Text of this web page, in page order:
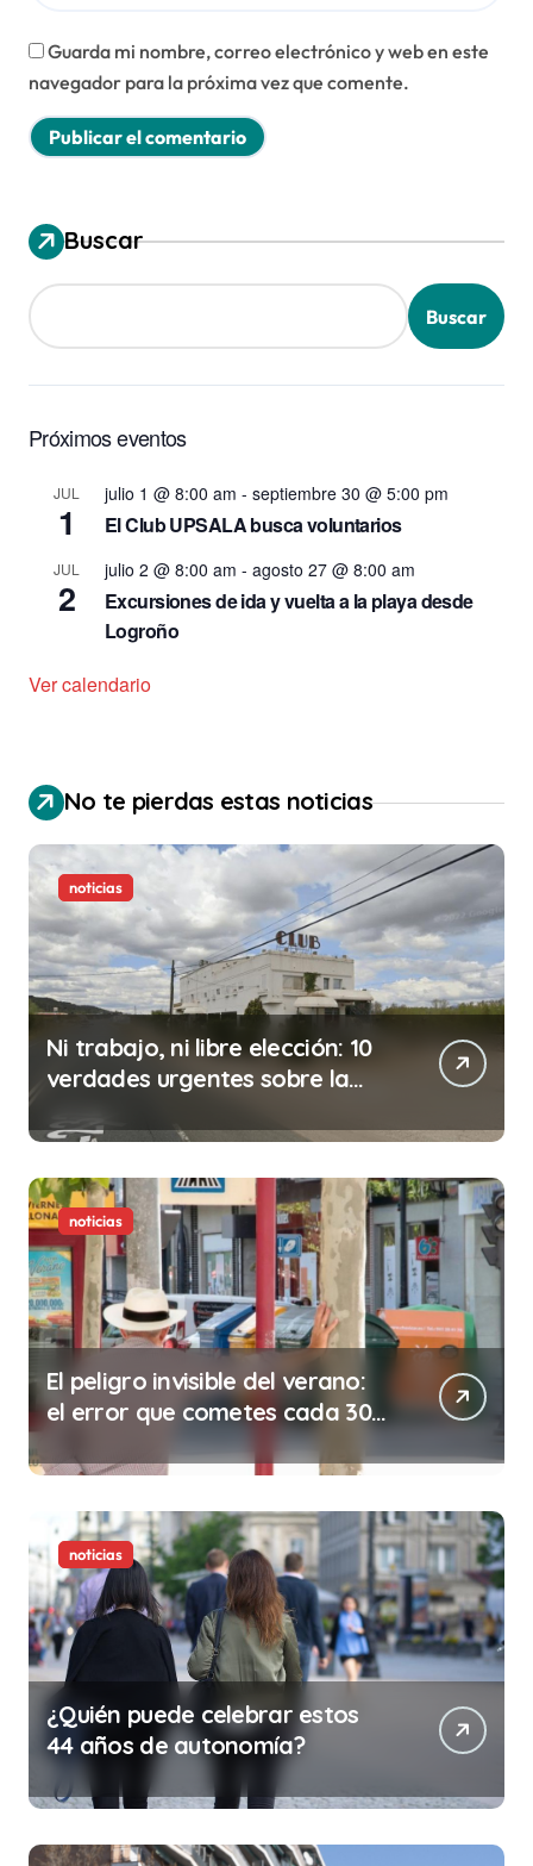
Guarda mi nombre, correo electrónico y web en este
navegador para la próxima vez que comente.
Buscar
Buscar
Próximos eventos
JUL
1
julio 1 @ 8:00 am - septiembre 30 @ 5:00 pm
El Club UPSALA busca voluntarios
JUL
2
julio 2 @ 8:00 am - agosto 27 @ 8:00 am
Excursiones de ida y vuelta a la playa desde
Logroño
Ver calendario
No te pierdas estas noticias
noticias
Ni trabajo, ni libre elección: 10
verdades urgentes sobre la
noticias
El peligro invisible del verano:
el error que cometes cada 30
minutos en tu trabajo (y la
ilegalidad que te puede costar
la vida)
noticias
¿Quién puede celebrar estos
44 años de autonomía?